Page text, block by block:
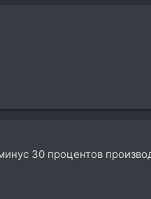
30 процентов